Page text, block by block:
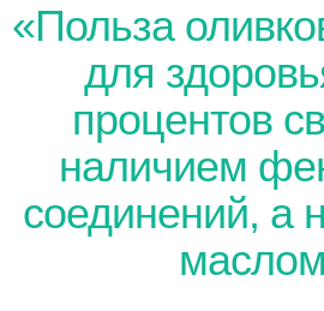
«Польза
для
процентов
наличием
соединений, а